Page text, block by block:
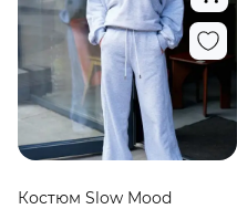
Костюм Slow Mood